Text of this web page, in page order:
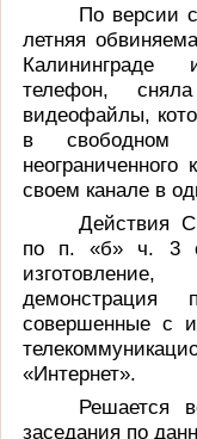
По версии
летняя
Калининграде
телефон,
видеофайлы,
в свободном
своем канале в
Действия
по п. «б» ч. 3
изготовление,
демонстрация
совершенные с
«Интернет».
Решается
заседания по